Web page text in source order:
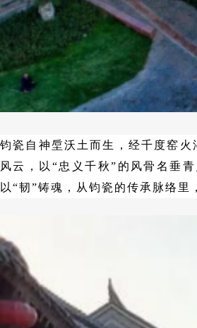
钧瓷自神垕沃土而生，经千度窑火
风云，以“忠义千秋”的风骨名垂
以“韧”铸魂，从钧瓷的传承脉络